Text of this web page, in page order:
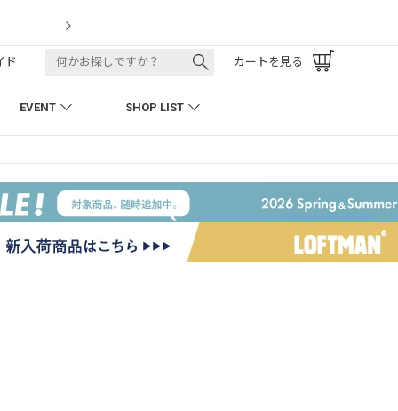
EVENT SHOP LIST
ド カートを見る